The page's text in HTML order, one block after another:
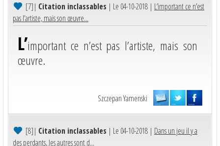
[7]| Citation inclassables | Le 04-10-2018 | L’important ce n’est
pas l’artiste, mais son œuvre...
L’important ce n’est pas l’artiste, mais son
œuvre.
Szczepan Yamenski
[8]| Citation inclassables | Le 04-10-2018 | Dans un jeu il y a
des perdants, les autres sont d...